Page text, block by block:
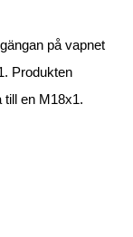
på vapnet
Produkten
till en M18x1.